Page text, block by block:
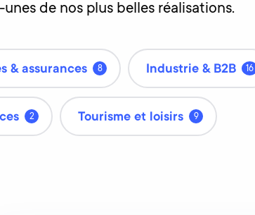
de nos plus belles réalisations.
& assurances 8 Industrie & B2B 16
2 Tourisme et loisirs 9